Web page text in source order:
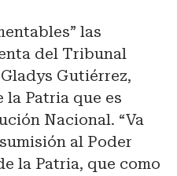
las
del Tribunal
Gutiérrez,
Patria que es
Nacional. “Va
al Poder
la Patria, que como